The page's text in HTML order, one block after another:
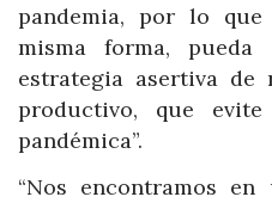
pandemia, por lo
misma forma, pueda
estrategia asertiva de
productivo, que
pandémica”.
“Nos encontramos